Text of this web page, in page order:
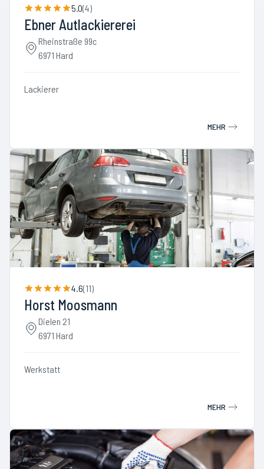
5.0(4)
Ebner Autlackiererei
Rheinstraße 99c
6971 Hard
Lackierer
MEHR
4.6(11)
Horst Moosmann
Dielen 21
6971 Hard
Werkstatt
MEHR